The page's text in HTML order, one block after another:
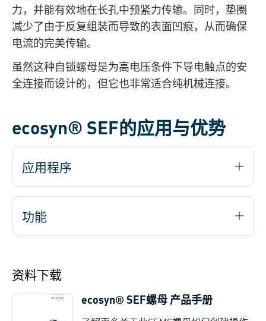
力，并能有效地在长孔中预紧力传输。同时，垫圈
减少了由于反复组装而导致的表面凹痕，从而确保
电流的完美传输。
虽然这种自锁螺母是为高电压条件下导电触点的安
全连接而设计的，但它也非常适合纯机械连接。
ecosyn® SEF的应用与优势
应用程序
功能
资料下载
ecosyn® SEF螺母 产品手册